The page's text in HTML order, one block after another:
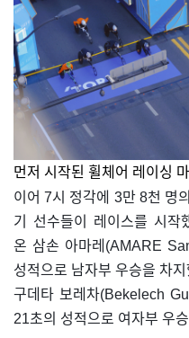
먼저 시작된 휠체어 레이싱
이어 7시 정각에 3만 8천 명
기 선수들이 레이스를 시작
온 삼손 아마레(AMARE
성적으로 남자부 우승을 차
구데타 보레차(Bekelech
21초의 성적으로 여자부 우